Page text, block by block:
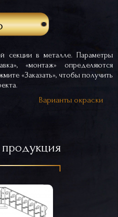
секции в металле. Параметры
«монтаж» определяются
«Заказать», чтобы получить
Варианты окраски